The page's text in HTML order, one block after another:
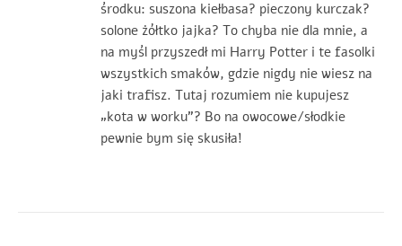
środku: suszona kiełbasa? pieczony kurczak?
solone żółtko jajka? To chyba nie dla mnie, a
na myśl przyszedł mi Harry Potter i te fasolki
wszystkich smaków, gdzie nigdy nie wiesz na
jaki trafisz. Tutaj rozumiem nie kupujesz
„kota w worku”? Bo na owocowe/słodkie
pewnie bym się skusiła!